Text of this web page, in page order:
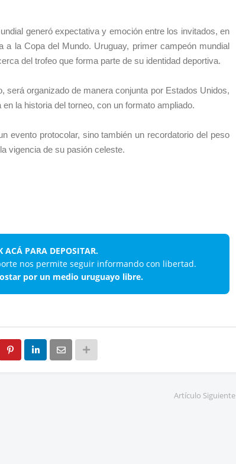
generó expectativa y emoción entre los invitados, en
a la Copa del Mundo. Uruguay, primer campeón mundial
del trofeo que forma parte de su identidad deportiva.
será organizado de manera conjunta por Estados Unidos,
la historia del torneo, con un formato ampliado.
evento protocolar, sino también un recordatorio del peso
vigencia de su pasión celeste.
ACÁ PARA DEPOSITAR.
nos permite seguir informando con libertad.
por un medio uruguayo libre.
Artículo Siguiente